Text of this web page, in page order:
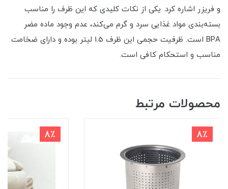
و فریزر اشاره کرد. یکی از نکات کلیدی که این ظرف را مناسب
بسته‌بندی مواد غذایی سرد و گرم می‌کند، عدم وجود ماده مضر
BPA است. ظرفیت حجمی این ظرف 1.5 لیتر بوده و دارای ضخامت
مناسب و استحکام کافی است.
محصولات مرتبط
8٪ 8٪